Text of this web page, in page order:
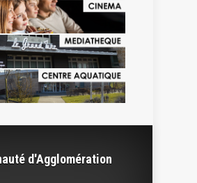
d'Agglomération